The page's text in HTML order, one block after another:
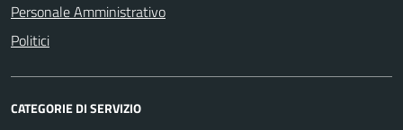
Personale Amministrativo
Politici
CATEGORIE DI SERVIZIO